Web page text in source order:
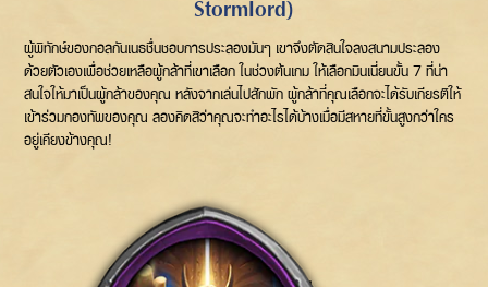
Stormlord)
ผู้พิทักษ์ของกอลกันเนธชื่นชอบการประลองมันๆ เขาจึงตัดสินใจลงสนามประลอง
ด้วยตัวเองเพื่อช่วยเหลือผู้กล้าที่เขาเลือก ในช่วงต้นเกม ให้เลือกมินเนี่ยนขั้น 7 ที่น่า
สนใจให้มาเป็นผู้กล้าของคุณ หลังจากเล่นไปสักพัก ผู้กล้าที่คุณเลือกจะได้รับเกียรติให้
เข้าร่วมกองทัพของคุณ ลองคิดสิว่าคุณจะทำอะไรได้บ้างเมื่อมีสหายที่ขั้นสูงกว่าใคร
อยู่เคียงข้างคุณ!